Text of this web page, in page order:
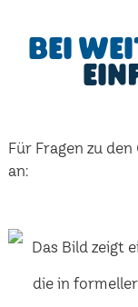
Bei
Für Fragen zu
an: